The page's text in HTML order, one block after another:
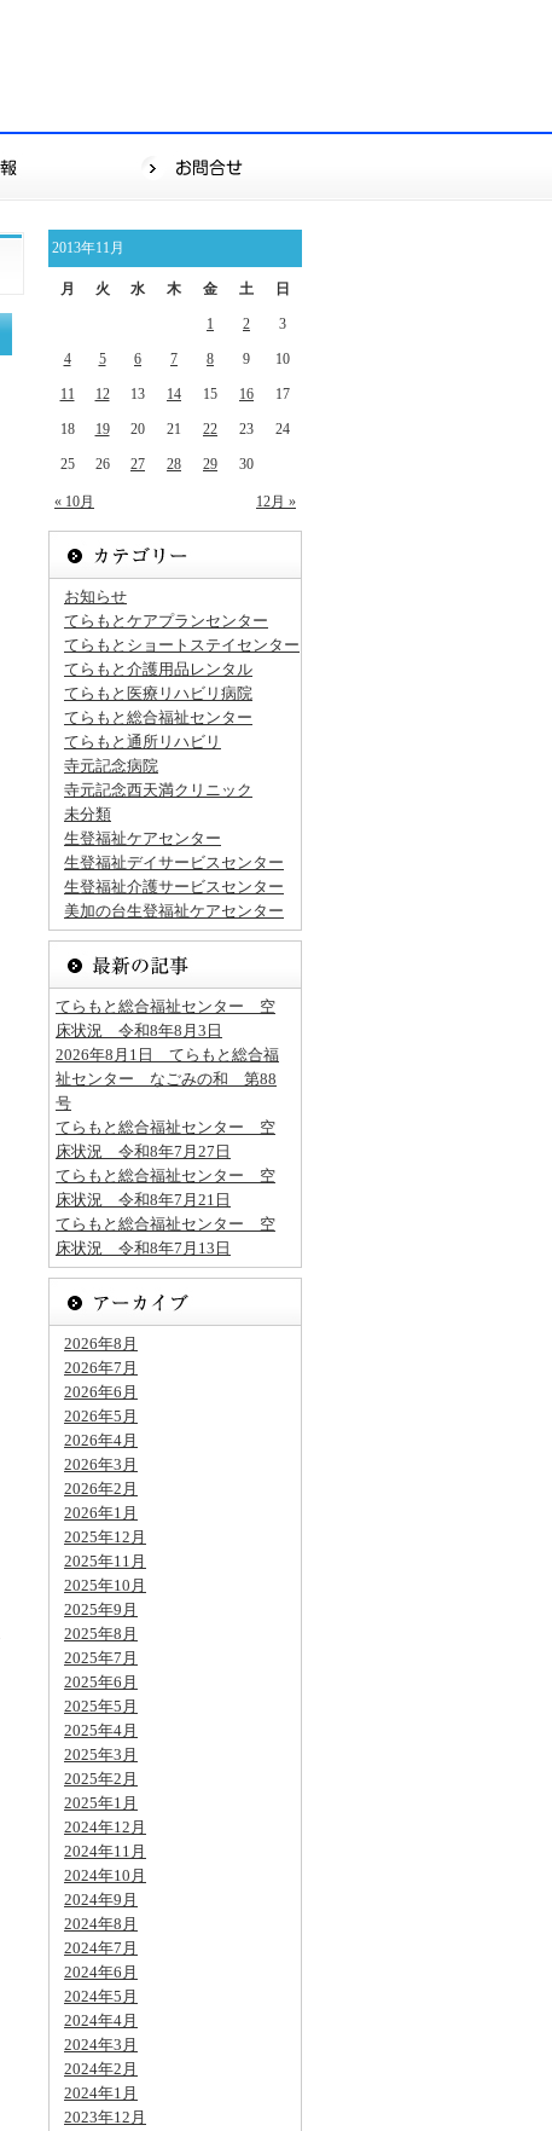
2013年11月
月 火 水 木 金 土 日
« 10月 12月 »
1 2 3
4 5 6 7 8 9 10
11 12 13 14 15 16 17
18 19 20 21 22 23 24
25 26 27 28 29 30
お知らせ
てらもとケアプランセンター
てらもとショートステイセンター
てらもと介護用品レンタル
てらもと医療リハビリ病院
てらもと総合福祉センター
てらもと通所リハビリ
寺元記念病院
寺元記念西天満クリニック
未分類
生登福祉ケアセンター
生登福祉デイサービスセンター
生登福祉介護サービスセンター
美加の台生登福祉ケアセンター
てらもと総合福祉センター 空
床状況 令和8年8月3日
2026年8月1日 てらもと総合福
祉センター なごみの和 第88
号
てらもと総合福祉センター 空
床状況 令和8年7月27日
てらもと総合福祉センター 空
床状況 令和8年7月21日
てらもと総合福祉センター 空
床状況 令和8年7月13日
2026年8月
2026年7月
2026年6月
2026年5月
2026年4月
2026年3月
2026年2月
2026年1月
2025年12月
2025年11月
2025年10月
2025年9月
2025年8月
2025年7月
2025年6月
2025年5月
2025年4月
2025年3月
2025年2月
2025年1月
2024年12月
2024年11月
2024年10月
2024年9月
2024年8月
2024年7月
2024年6月
2024年5月
2024年4月
2024年3月
2024年2月
2024年1月
2023年12月